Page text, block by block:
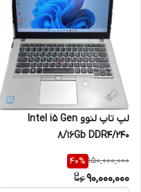
لپ تاپ لنوو Intel i5 Gen
8/16Gb DDR4/240
NVME/14.6LED Touch
150,000,000
40%
90,000,000